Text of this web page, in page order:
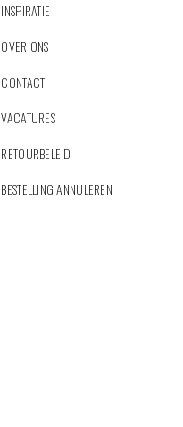
INSPIRATIE
OVER ONS
CONTACT
VACATURES
RETOURBELEID
BESTELLING ANNULEREN